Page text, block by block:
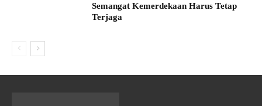
Semangat Kemerdekaan Harus Tetap
Terjaga